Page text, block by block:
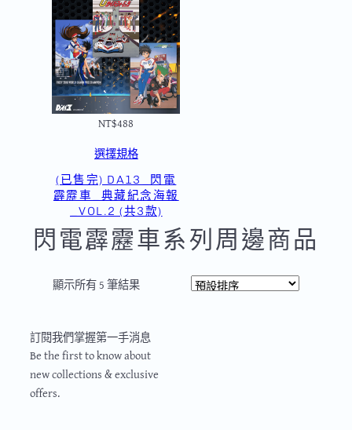
NT$488
選擇規格
(已售完) DA13_閃電
霹靂車_典藏紀念海報
_VOL.2 (共3款)
閃電霹靂車系列周邊商品
顯示所有 5 筆結果
訂閱我們掌握第一手消息
Be the first to know about
new collections & exclusive
offers.